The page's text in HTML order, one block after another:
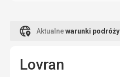
Aktualnewarunki podróży
Lovran